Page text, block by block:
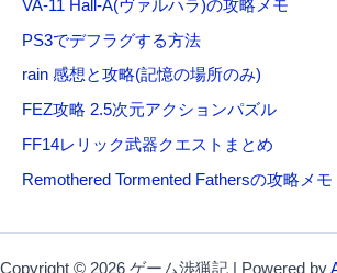
VA-11 Hall-A(ヴァルハラ)の攻略メモ
PS3でデフラグする方法
rain 感想と攻略(記憶の場所のみ)
FEZ攻略 2.5次元アクションパズル
FF14レリック武器クエストまとめ
Remothered Tormented Fathersの攻略メモ
Copyright © 2026 ゲーム渉猟記 | Powered by